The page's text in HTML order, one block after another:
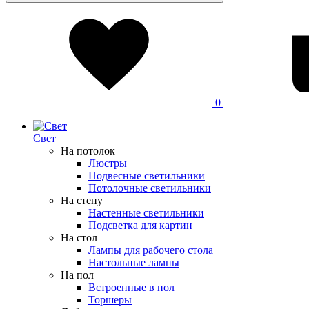
0
Свет
На потолок
Люстры
Подвесные светильники
Потолочные светильники
На стену
Настенные светильники
Подсветка для картин
На стол
Лампы для рабочего стола
Настольные лампы
На пол
Встроенные в пол
Торшеры